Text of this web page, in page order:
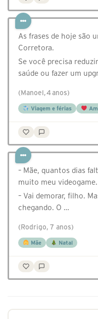
As frases de hoje são
Corretora.
Se você precisa
saúde ou fazer um
(Manoel, 4 anos)
Viagem e férias
– Mãe, quantos dias
muito meu videogame.
– Vai demorar, filho.
chegando. O …
(Rodrigo, 7 anos)
Mãe Natal